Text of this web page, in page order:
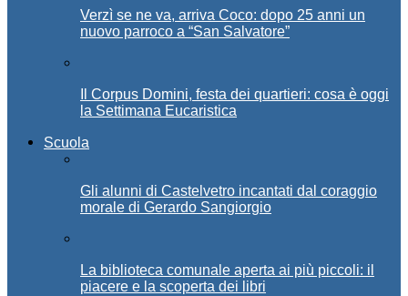
Verzì se ne va, arriva Coco: dopo 25 anni un
nuovo parroco a “San Salvatore”
Il Corpus Domini, festa dei quartieri: cosa è oggi
la Settimana Eucaristica
Scuola
Gli alunni di Castelvetro incantati dal coraggio
morale di Gerardo Sangiorgio
La biblioteca comunale aperta ai più piccoli: il
piacere e la scoperta dei libri